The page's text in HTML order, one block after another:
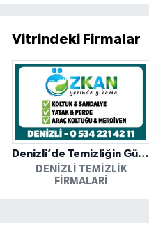
Vitrindeki Firmalar
Denizli’de Temizliğin Güvenilir Adresi: Özkan Yerinde Yıkama
DENIZLI TEMIZLIK
FIRMALARI